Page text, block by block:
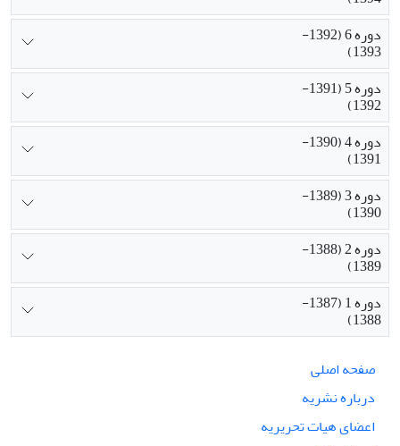
دوره 6 (1392-
1393)
دوره 5 (1391-
1392)
دوره 4 (1390-
1391)
دوره 3 (1389-
1390)
دوره 2 (1388-
1389)
دوره 1 (1387-
1388)
صفحه اصلی
درباره نشریه
اعضای هیات تحریریه